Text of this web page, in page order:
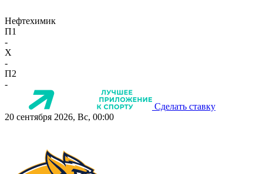
Нефтехимик
П1
-
X
-
П2
-
Сделать ставку
20 сентября 2026, Вс, 00:00